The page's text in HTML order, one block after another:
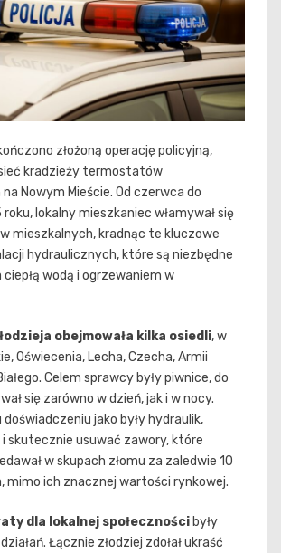
złożoną operację policyjną,
kradzieży termostatów
Nowym Mieście. Od czerwca do
lokalny mieszkaniec włamywał się
mieszkalnych, kradnąc te kluczowe
hydraulicznych, które są niezbędne
wodą i ogrzewaniem w
obejmowała kilka osiedli, w
Oświecenia, Lecha, Czecha, Armii
Celem sprawcy były piwnice, do
się zarówno w dzień, jak i w nocy.
doświadczeniu jako były hydraulik,
skutecznie usuwać zawory, które
w skupach złomu za zaledwie 10
mimo ich znacznej wartości rynkowej.
dla lokalnej społeczności były
Łącznie złodziej zdołał ukraść